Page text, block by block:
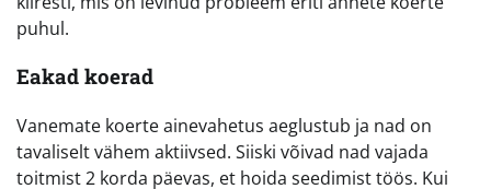
puhul.
Eakad koerad
Vanemate koerte ainevahetus aeglustub ja nad on
tavaliselt vähem aktiivsed. Siiski võivad nad vajada
toitmist 2 korda päevas, et hoida seedimist töös. Kui